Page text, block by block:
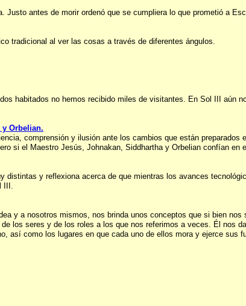
Justo antes de morir ordenó que se cumpliera lo que prometió a
tradicional al ver las cosas a través de diferentes ángulos.
habitados no hemos recibido miles de visitantes. En Sol III aún
y Orbelian.
comprensión y ilusión ante los cambios que están preparados
si el Maestro Jesús, Johnakan, Siddhartha y Orbelian confían en
y reflexiona acerca de que mientras los avances
III.
y a nosotros mismos, nos brinda unos conceptos que si bien
los seres y de los roles a los que nos referimos a veces. Él nos
así como los lugares en que cada uno de ellos mora y ejerce sus